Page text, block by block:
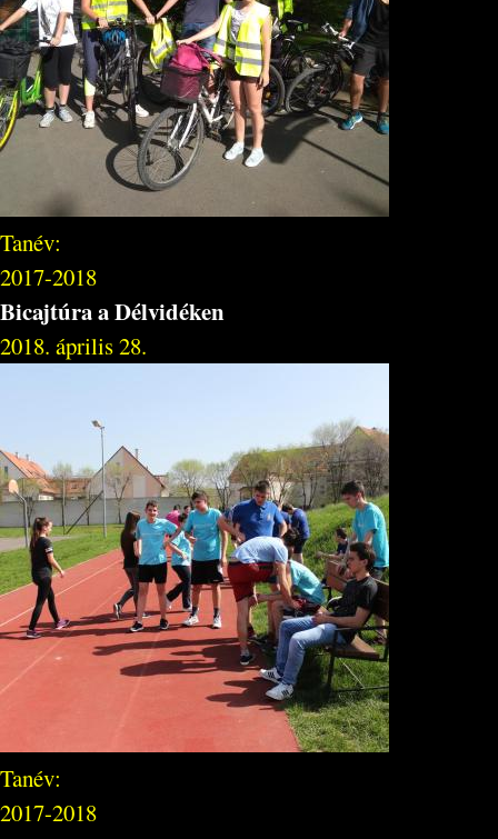
Tanév:
2017-2018
Bicajtúra a Délvidéken
2018. április 28.
Tanév:
2017-2018